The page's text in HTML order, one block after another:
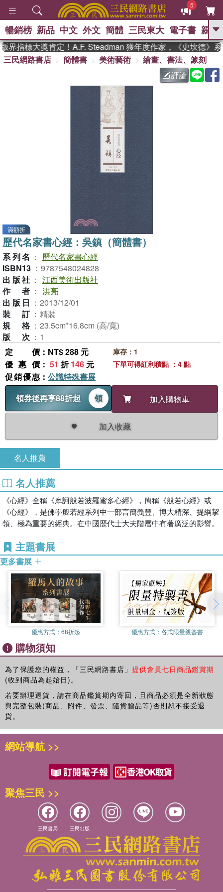
5
GO
熱搜： 東野圭吾 、 高希均教授回憶錄
父親節 、 如果歷
暑期推薦 、 國際布克
獎 臺灣漫遊錄
登輝時代
偉大的迷走神經
暢銷榜 新品 中文 外文 簡體 三民東大 電子書 親子
指標大獎肯定！A.F. Steadman 獲年度作家，《史坎德》系
三民網路書店
簡體書 美術藝術
繪畫、書法、篆刻
評論
滿額折
歷代名家書心經：吳鎮（簡體書）
系列名 ：
歷代名家書心經
ISBN13 ： 9787548024828
出版社 ： 江西美術出版社
作者 ： 洪亮
出版日 ： 2013/12/01
裝訂 ： 精裝
規格 ： 23.5cm*16.8cm (高/寬)
版次 ： 1
定價 ：NT$ 288 元
優惠價 ： 51 折146 元
促銷優惠 ： 公識特殊書展
領券後再享88折起
領 加入購物車
加入收藏
庫存：1
下單可得紅利積點 ：4 點
名人推薦
名人推薦
《心經》全稱《摩訶般若波羅蜜多心經》，簡稱《般若心經》或
《心經》，是佛學般若經系列中一部言簡義豐、博大精深、提綱挈
領、極為重要的經典。在中國歷代士大夫階層中有著廣泛的影響。
主題書展
更多書展
優惠方式： 68折起 優惠方式： 各式限量親簽書
購物須知
為了保護您的權益，「三民網路書店」 提供會員七日商品鑑賞期
(收到商品為起始日)。
若要辦理退貨，請在商品鑑賞期內寄回，且商品必須是全新狀態
與完整包裝(商品、附件、發票、隨貨贈品等)否則恕不接受退
貨。
網站導航 >>
聚焦三民 >>
三民書局 三民出版